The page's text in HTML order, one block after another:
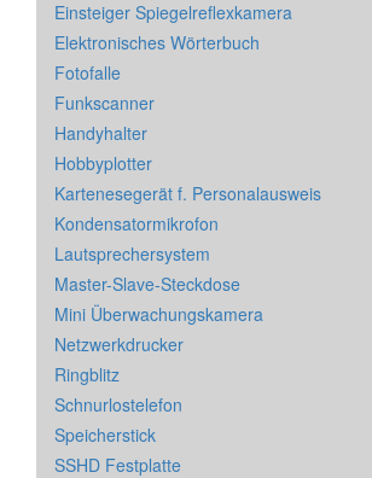
Einsteiger Spiegelreflexkamera
Elektronisches Wörterbuch
Fotofalle
Funkscanner
Handyhalter
Hobbyplotter
Kartenesegerät f. Personalausweis
Kondensatormikrofon
Lautsprechersystem
Master-Slave-Steckdose
Mini Überwachungskamera
Netzwerkdrucker
Ringblitz
Schnurlostelefon
Speicherstick
SSHD Festplatte